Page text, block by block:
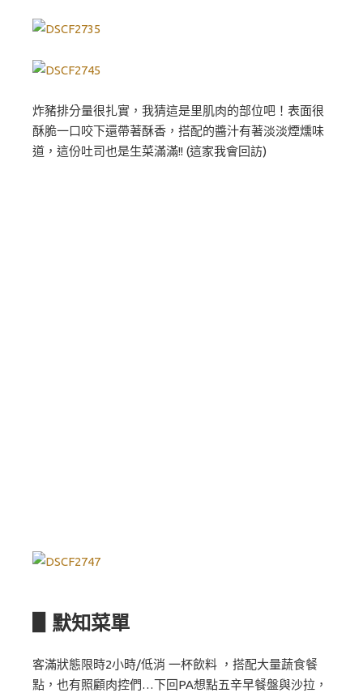
炸豬排分量很扎實，我猜這是里肌肉的部位吧！表面很
酥脆一口咬下還帶著酥香，搭配的醬汁有著淡淡煙燻味
道，這份吐司也是生菜滿滿!! (這家我會回訪)
▋默知菜單
客滿狀態限時2小時/低消 一杯飲料 ，搭配大量蔬食餐
點，也有照顧肉控們…下回PA想點五辛早餐盤與沙拉，